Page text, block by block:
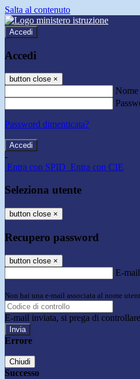
Salta al contenuto
Accedi
Accedi
button close ×
Nome
Password dimenticata?
-
Entra con SPID Entra con CIE
Seleziona utente
button close ×
Recupero password
button close ×
E-mail
Non hai una e-mail associata al nome
E-mail inviata, si prega di
Errore
Chiudi
Successo